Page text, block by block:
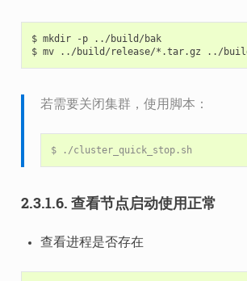
$ mkdir -p
../build/bak
$ mv ../build/release/*.tar.gz
若需要关闭集群，使用脚本：
$
2.3.1.6. 查看节点启动使用正常
查看进程是否存在